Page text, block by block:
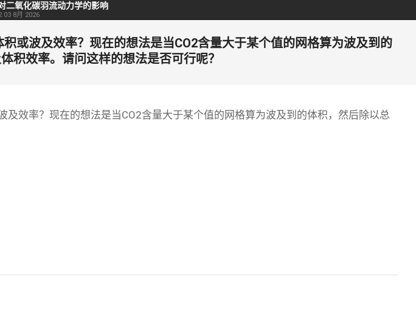
二氧化碳羽流动力学的影响
03 8月 2026
或波及效率？现在的想法是当CO2含量大于某个值的网格算为波及到的
积效率。请问这样的想法是否可行呢？
效率？现在的想法是当CO2含量大于某个值的网格算为波及到的体积，然后除以总